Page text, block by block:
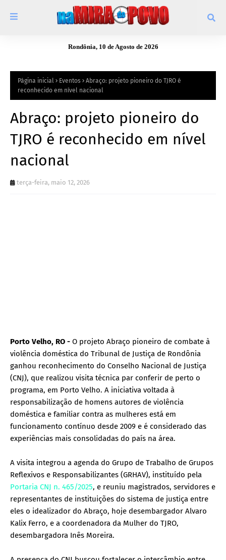
Rondônia, 10 de Agosto de 2026
Página inicial Eventos
Abraço: projeto pioneiro do TJRO é
reconhecido em nível nacional
Abraço: projeto pioneiro do
TJRO é reconhecido em nível
nacional
terça-feira, maio 12, 2026
Porto Velho, RO - O projeto Abraço pioneiro de combate à
violência doméstica do Tribunal de Justiça de Rondônia
ganhou reconhecimento do Conselho Nacional de Justiça
(CNJ), que realizou visita técnica par conferir de perto o
programa, em Porto Velho. A iniciativa voltada à
responsabilização de homens autores de violência
doméstica e familiar contra as mulheres está em
funcionamento contínuo desde 2009 e é considerado das
experiências mais consolidadas do país na área.
A visita integrou a agenda do Grupo de Trabalho de Grupos
Reflexivos e Responsabilizantes (GRHAV), instituído pela
Portaria CNJ n. 465/2025, e reuniu magistrados, servidores e
representantes de instituições do sistema de justiça entre
eles o idealizador do Abraço, hoje desembargador Alvaro
Kalix Ferro, e a coordenadora da Mulher do TJRO,
desembargadora Inês Moreira.